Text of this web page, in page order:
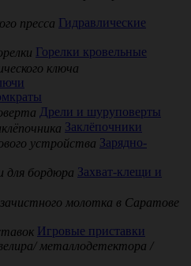
Гидравлические
Горелки кровельные
Дрели и шуруповерты
Заклёпочники
Зарядно-
Захват-клещи и
Игровые приставки